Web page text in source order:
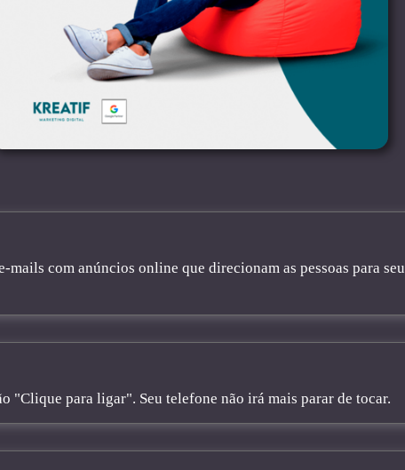
com anúncios online que direcionam as pessoas para seu
"Clique para ligar". Seu telefone não irá mais parar de tocar.